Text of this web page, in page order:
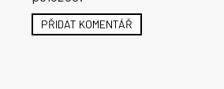
PŘIDAT KOMENTÁŘ